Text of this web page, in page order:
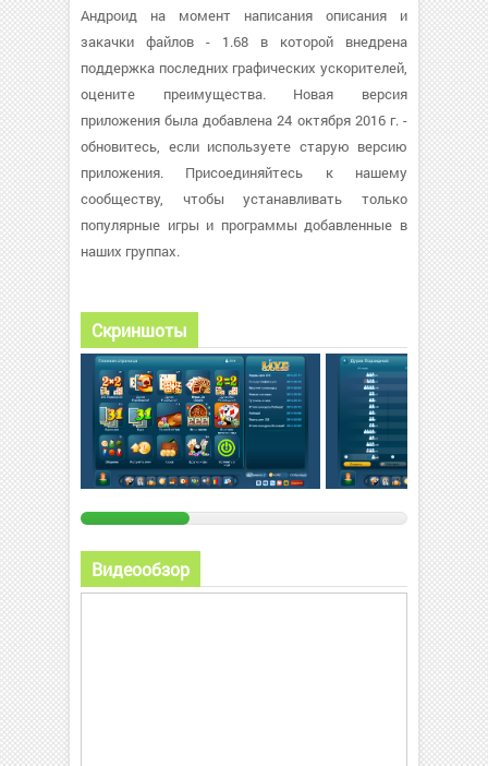
Андроид на момент написания описания и
закачки файлов - 1.68 в которой внедрена
поддержка последних графических ускорителей,
оцените преимущества. Новая версия
приложения была добавлена 24 октября 2016 г. -
обновитесь, если используете старую версию
приложения. Присоединяйтесь к нашему
сообществу, чтобы устанавливать только
популярные игры и программы добавленные в
наших группах.
Скриншоты
Видеообзор